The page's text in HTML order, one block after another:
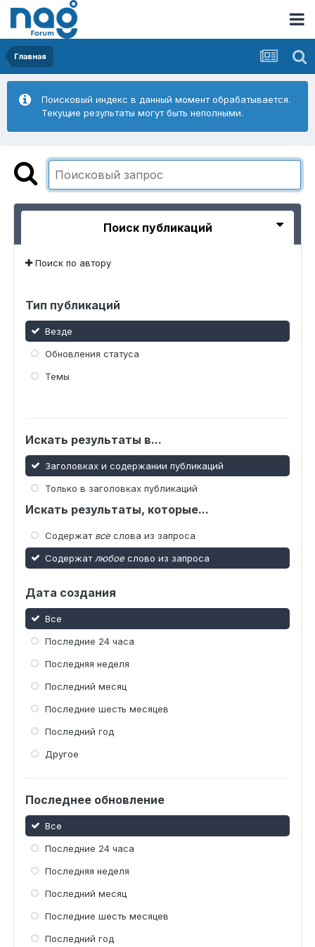
Главная
Поисковый индекс в данный момент обрабатывается.
Текущие результаты могут быть неполными.
Поиск публикаций
Поиск по автору
Тип публикаций
Везде
Обновления статуса
Темы
Искать результаты в...
Заголовках и содержании публикаций
Только в заголовках публикаций
Искать результаты, которые...
Содержат все слова из запроса
Содержат любое слово из запроса
Дата создания
Все
Последние 24 часа
Последняя неделя
Последний месяц
Последние шесть месяцев
Последний год
Другое
Последнее обновление
Все
Последние 24 часа
Последняя неделя
Последний месяц
Последние шесть месяцев
Последний год